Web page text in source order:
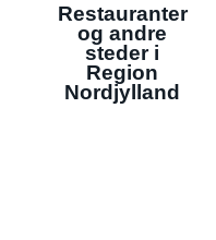
Restauranter
og andre
steder i
Region
Nordjylland